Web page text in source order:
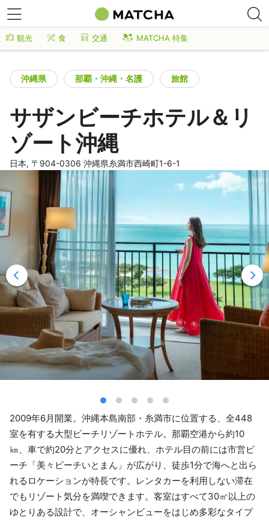
観光 食 交通 MATCHA 特集
沖縄県 那覇・沖縄・名護 旅館
サザンビーチホテル＆リ
ゾート沖縄
日本, 〒904-0306 沖縄県糸満市西崎町1-6-1
2009年6月開業。沖縄本島南部・糸満市に位置する、全448
室を有する大型ビーチリゾートホテル。那覇空港から約10
㎞、車で約20分とアクセスに優れ、ホテル目の前には市営ビ
ーチ「美々ビーチいとまん」が広がり、徒歩1分で海へと出ら
れるロケーションが特長です。レンタカーを利用しない滞在
でもリゾート気分を満喫できます。客室はすべて30㎡以上の
ゆとりある設計で、オーシャンビューをはじめ多彩なタイプ